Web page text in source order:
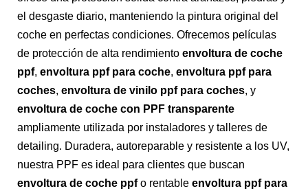
el desgaste diario, manteniendo la pintura original del
coche en perfectas condiciones. Ofrecemos películas
de protección de alta rendimiento envoltura de coche
ppf, envoltura ppf para coche, envoltura ppf para
coches, envoltura de vinilo ppf para coches, y
envoltura de coche con PPF transparente
ampliamente utilizada por instaladores y talleres de
detailing. Duradera, autoreparable y resistente a los UV,
nuestra PPF es ideal para clientes que buscan
envoltura de coche ppfo rentable envoltura ppf para